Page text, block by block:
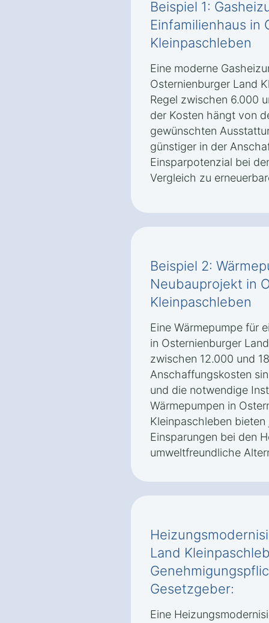
Beispiel 1:
Einfamilienhaus in
Kleinpaschleben
Eine moderne
Osternienburger Land
Regel zwischen 6.000
der Kosten hängt von
gewünschten
günstiger in der
Einsparpotenzial bei
Vergleich zu
Beispiel 2:
Neubauprojekt in
Kleinpaschleben
Eine Wärmepumpe für
in Osternienburger
zwischen 12.000 und
Anschaffungskosten
und die notwendige
Wärmepumpen in
Kleinpaschleben
Einsparungen bei den
umweltfreundliche
Land
Gesetzgeber:
Eine